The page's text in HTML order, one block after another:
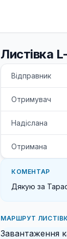
Листівка
Відправник
Отримувач
Надіслана
Отримана
КОМЕНТАР
Дякую за
МАРШРУТ
Завантаження